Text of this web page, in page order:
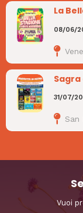
La
08/06/
31/07/
San
Vuoi